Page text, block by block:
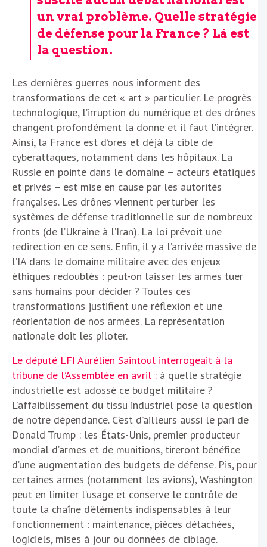
un vrai problème. Quelle stratégie
de défense pour la France ? Là est
la question.
Les dernières guerres nous informent des
transformations de cet « art » particulier. Le progrès
technologique, l’irruption du numérique et des drônes
changent profondément la donne et il faut l’intégrer.
Ainsi, la France est d’ores et déjà la cible de
cyberattaques, notamment dans les hôpitaux. La
Russie en pointe dans le domaine – acteurs étatiques
et privés – est mise en cause par les autorités
françaises. Les drônes viennent perturber les
systèmes de défense traditionnelle sur de nombreux
fronts (de l’Ukraine à l’Iran). La loi prévoit une
redirection en ce sens. Enfin, il y a l’arrivée massive de
l’IA dans le domaine militaire avec des enjeux
éthiques redoublés : peut-on laisser les armes tuer
sans humains pour décider ? Toutes ces
transformations justifient une réflexion et une
réorientation de nos armées. La représentation
nationale doit les piloter.
Le député LFI Aurélien Saintoul interrogeait à la
tribune de l’Assemblée en avril : à quelle stratégie
industrielle est adossé ce budget militaire ?
L’affaiblissement du tissu industriel pose la question
de notre dépendance. C’est d’ailleurs aussi le pari de
Donald Trump : les États-Unis, premier producteur
mondial d’armes et de munitions, tireront bénéfice
d’une augmentation des budgets de défense. Pis, pour
certaines armes (notamment les avions), Washington
peut en limiter l’usage et conserve le contrôle de
toute la chaîne d’éléments indispensables à leur
fonctionnement : maintenance, pièces détachées,
logiciels, mises à jour ou données de ciblage.